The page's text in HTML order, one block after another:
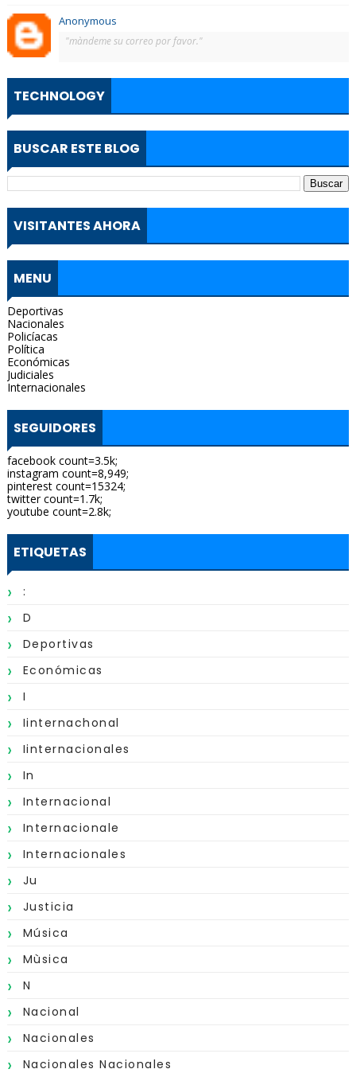
Anonymous
"màndeme su correo por favor."
TECHNOLOGY
BUSCAR ESTE BLOG
VISITANTES AHORA
MENU
Deportivas
Nacionales
Policíacas
Política
Económicas
Judiciales
Internacionales
SEGUIDORES
facebook count=3.5k;
instagram count=8,949;
pinterest count=15324;
twitter count=1.7k;
youtube count=2.8k;
ETIQUETAS
:
D
Deportivas
Económicas
I
Iinternachonal
Iinternacionales
In
Internacional
Internacionale
Internacionales
Ju
Justicia
Música
Mùsica
N
Nacional
Nacionales
Nacionales Nacionales